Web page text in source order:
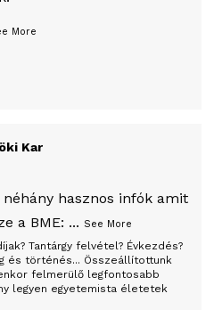
More
Kar
hasznos infók amit
a BME:
Tantárgy felvétel? Évkezdés?
és történés... Összeállítottunk
felmerülő legfontosabb
legyen egyetemista életetek
... See More